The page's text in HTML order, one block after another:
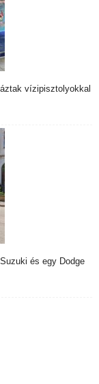
vízipisztolyokkal
és egy Dodge